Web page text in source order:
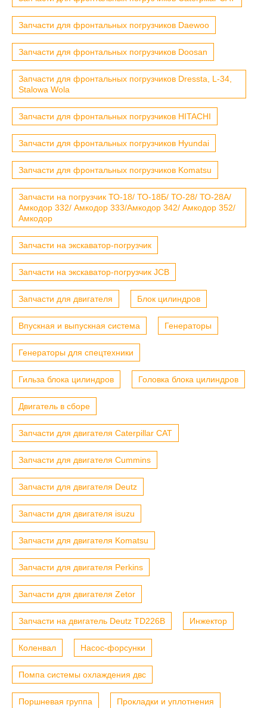
Запчасти для фронтальных погрузчиков Daewoo
Запчасти для фронтальных погрузчиков Doosan
Запчасти для фронтальных погрузчиков Dressta, L-34,
Stalowa Wola
Запчасти для фронтальных погрузчиков HITACHI
Запчасти для фронтальных погрузчиков Hyundai
Запчасти для фронтальных погрузчиков Komatsu
Запчасти на погрузчик ТО-18/ ТО-18Б/ ТО-28/ ТО-28А/
Амкодор 332/ Амкодор 333/Амкодор 342/ Амкодор 352/
Амкодор
Запчасти на экскаватор-погрузчик
Запчасти на экскаватор-погрузчик JCB
Запчасти для двигателя Блок цилиндров
Впускная и выпускная система Генераторы
Генераторы для спецтехники
Гильза блока цилиндров Головка блока цилиндров
Двигатель в сборе
Запчасти для двигателя Caterpillar CAT
Запчасти для двигателя Cummins
Запчасти для двигателя Deutz
Запчасти для двигателя isuzu
Запчасти для двигателя Komatsu
Запчасти для двигателя Perkins
Запчасти для двигателя Zetor
Запчасти на двигатель Deutz TD226B Инжектор
Коленвал Насос-форсунки
Помпа системы охлаждения двс
Поршневая группа Прокладки и уплотнения